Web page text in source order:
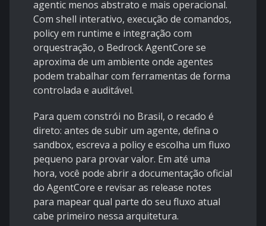
agentic menos abstrato e mais operacional.
Com shell interativo, execução de comandos,
policy em runtime e integração com
orquestração, o Bedrock AgentCore se
aproxima de um ambiente onde agentes
podem trabalhar com ferramentas de forma
controlada e auditável.
Para quem constrói no Brasil, o recado é
direto: antes de subir um agente, defina o
sandbox, escreva a policy e escolha um fluxo
pequeno para provar valor. Em até uma
hora, você pode abrir a documentação oficial
do AgentCore e revisar as release notes
para mapear qual parte do seu fluxo atual
cabe primeiro nessa arquitetura.